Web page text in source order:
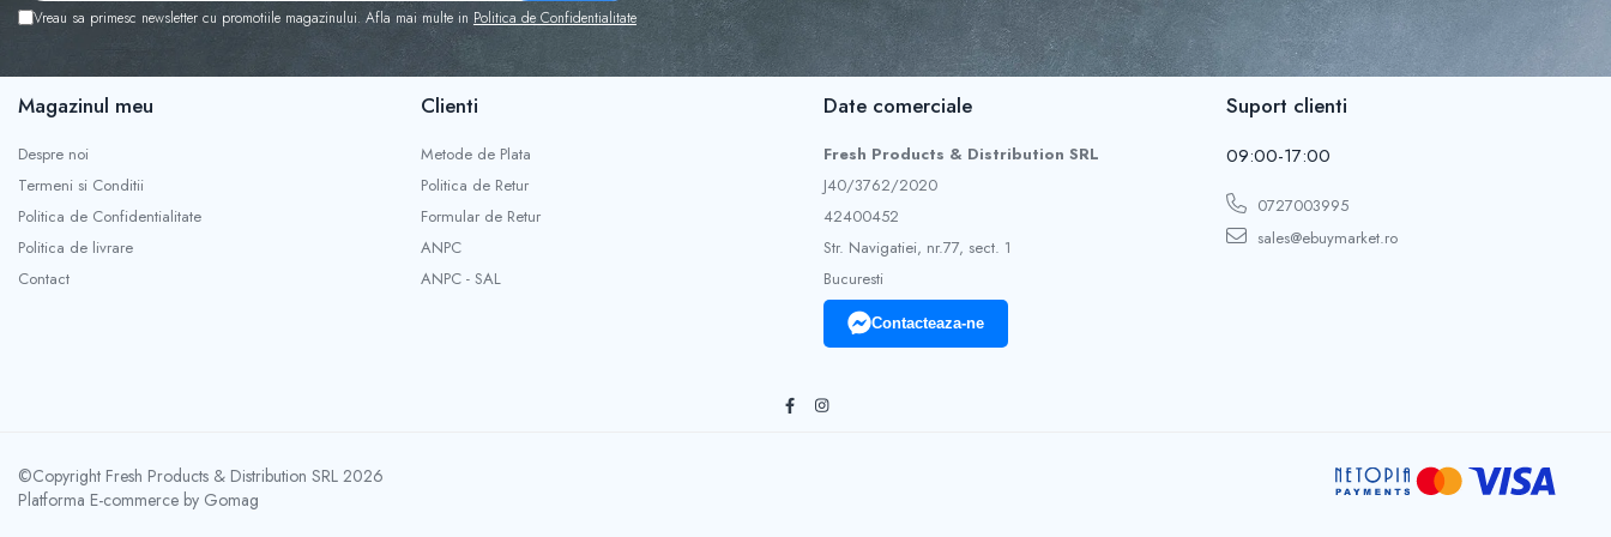
Banda adeziva
Lumanari si Toppere
Seturi si Arcade Baloane
Tematica Nunta
Decoratiune Muzicala Craciun
Vreau sa primesc newsletter cu promotiile magazinului. Afla mai multe in Politica de Confidentialitate
Magazinul meu
Despre noi
Termeni si Conditii
Politica de Confidentialitate
Politica de livrare
Contact
Clienti
Metode de Plata
Politica de Retur
Formular de Retur
ANPC
ANPC - SAL
Date comerciale
Fresh Products & Distribution SRL
J40/3762/2020
42400452
Str. Navigatiei, nr.77, sect. 1
Bucuresti
Contacteaza-ne
Suport clienti
09:00-17:00
0727003995
sales@ebuymarket.ro
©Copyright Fresh Products & Distribution SRL 2026
Platforma E-commerce by Gomag